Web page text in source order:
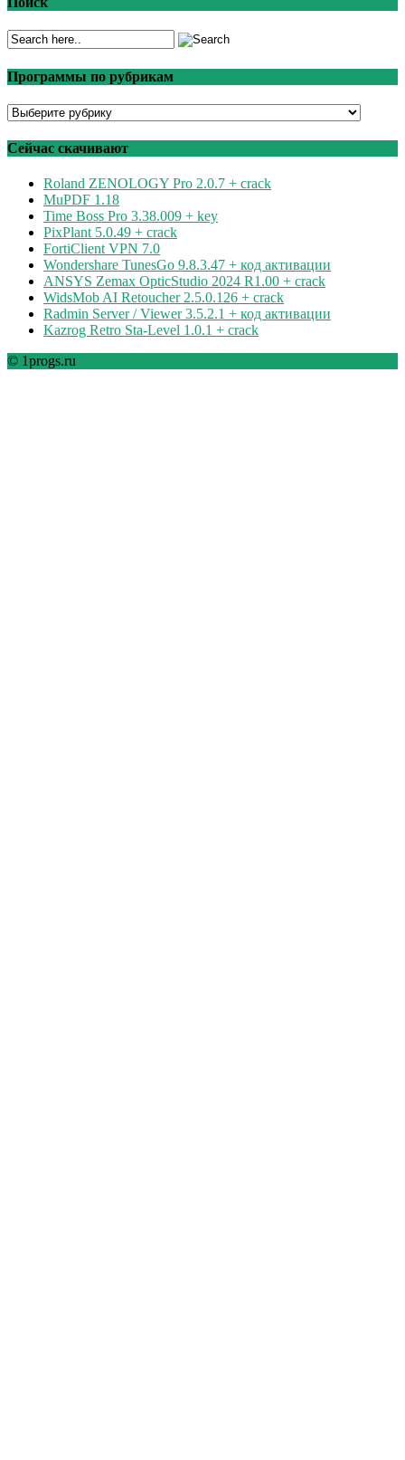
Программы по рубрикам
Программы
рубрикам
Сейчас скачивают
Roland ZENOLOGY Pro 2.0.7 + crack
MuPDF 1.18
Time Boss Pro 3.38.009 + key
PixPlant 5.0.49 + crack
FortiClient VPN 7.0
Wondershare TunesGo 9.8.3.47 + код активации
ANSYS Zemax OpticStudio 2024 R1.00 + crack
WidsMob AI Retoucher 2.5.0.126 + crack
Radmin Server / Viewer 3.5.2.1 + код активации
Kazrog Retro Sta-Level 1.0.1 + crack
© 1progs.ru